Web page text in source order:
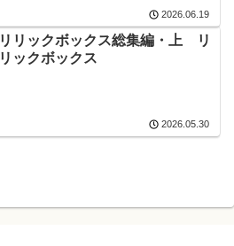
2026.06.19
リリックボックス総集編・上 リ
リックボックス
2026.05.30